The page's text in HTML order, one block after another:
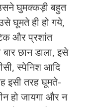
घुमक्कड़ी बहुत
घूमते ही हो गये,
और प्रशांत
छान डाला, इसे
स्‍पेनिश आदि
इसी तरह घूमते-
हो जायगा और न